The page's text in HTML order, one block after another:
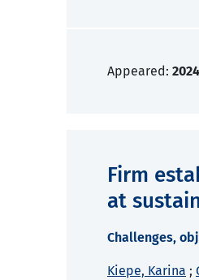
Appeared: 2024
Firm
at
Challenges,
Kiepe, Karina ;